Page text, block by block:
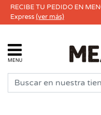
RECIBE TU PEDIDO EN
Express(ver más)
MENU